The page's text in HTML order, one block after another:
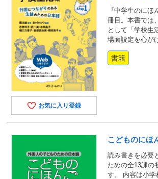
お気に入り登録
『中学生のに
冊目。本書では
として「学校生
場面設定を心が
書籍
こどものにほ
読み書きを必要
ための全13課の
す。 内容は小